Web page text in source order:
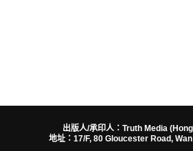
出版人/承印人：Truth Media
地址：17/F, 80 Gloucester Road,